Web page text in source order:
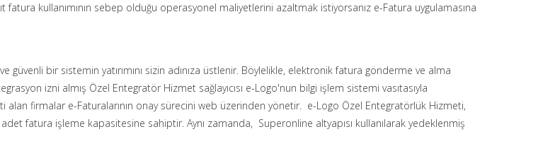
kullanımının sebep olduğu operasyonel maliyetlerini azaltmak istiyorsanız e-Fatura uygulamasına
güvenli bir sistemin yatırımını sizin adınıza üstlenir. Böylelikle, elektronik fatura gönderme ve alma
izni almış Özel Entegratör Hizmet sağlayıcısı e-Logo'nun bilgi işlem sistemi vasıtasıyla
firmalar e-Faturalarının onay sürecini web üzerinden yönetir. e-Logo Özel Entegratörlük Hizmeti,
fatura işleme kapasitesine sahiptir. Aynı zamanda, Superonline altyapısı kullanılarak yedeklenmiş